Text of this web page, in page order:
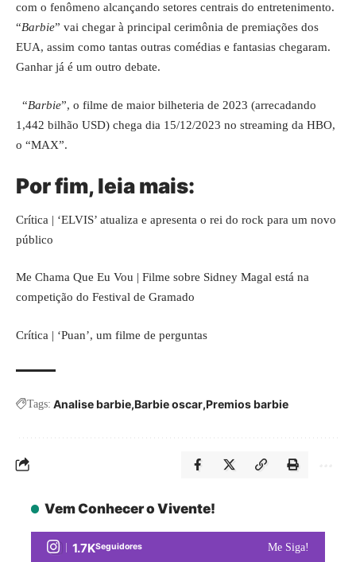
com o fenômeno alcançando setores centrais do entretenimento.
“Barbie” vai chegar à principal cerimônia de premiações dos
EUA, assim como tantas outras comédias e fantasias chegaram.
Ganhar já é um outro debate.
“Barbie”, o filme de maior bilheteria de 2023 (arrecadando
1,442 bilhão USD) chega dia 15/12/2023 no streaming da HBO,
o “MAX”.
Por fim, leia mais:
Crítica | ‘ELVIS’ atualiza e apresenta o rei do rock para um novo
público
Me Chama Que Eu Vou | Filme sobre Sidney Magal está na
competição do Festival de Gramado
Crítica | ‘Puan’, um filme de perguntas
Tags: Analise barbie Barbie oscar Premios barbie
Vem Conhecer o Vivente!
1.7KSeguidores Me Siga!